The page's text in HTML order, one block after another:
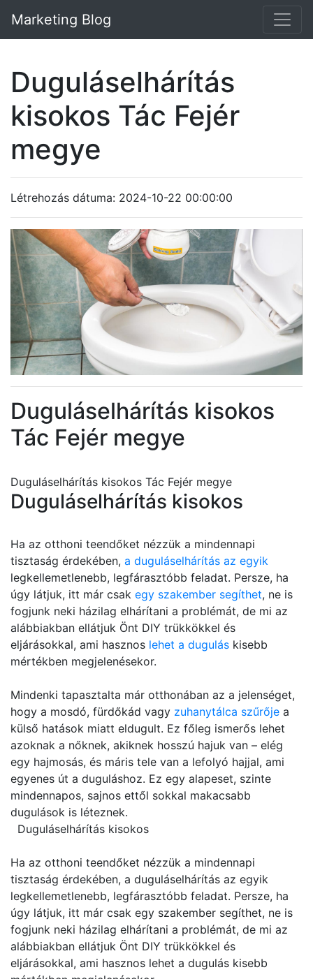
Marketing Blog
Duguláselhárítás
kisokos Tác Fejér
megye
Létrehozás dátuma: 2024-10-22 00:00:00
Duguláselhárítás kisokos
Tác Fejér megye
Duguláselhárítás kisokos Tác Fejér megye
Duguláselhárítás kisokos
Ha az otthoni teendőket nézzük a mindennapi
tisztaság érdekében, a duguláselhárítás az egyik
legkellemetlenebb, legfárasztóbb feladat. Persze, ha
úgy látjuk, itt már csak egy szakember segíthet, ne is
fogjunk neki házilag elhárítani a problémát, de mi az
alábbiakban ellátjuk Önt DIY trükkökkel és
eljárásokkal, ami hasznos lehet a dugulás kisebb
mértékben megjelenésekor.
Mindenki tapasztalta már otthonában az a jelenséget,
hogy a mosdó, fürdőkád vagy zuhanytálca szűrője a
külső hatások miatt eldugult. Ez főleg ismerős lehet
azoknak a nőknek, akiknek hosszú hajuk van – elég
egy hajmosás, és máris tele van a lefolyó hajjal, ami
egyenes út a duguláshoz. Ez egy alapeset, szinte
mindennapos, sajnos ettől sokkal makacsabb
dugulások is léteznek.
Duguláselhárítás kisokos
Ha az otthoni teendőket nézzük a mindennapi
tisztaság érdekében, a duguláselhárítás az egyik
legkellemetlenebb, legfárasztóbb feladat. Persze, ha
úgy látjuk, itt már csak egy szakember segíthet, ne is
fogjunk neki házilag elhárítani a problémát, de mi az
alábbiakban ellátjuk Önt DIY trükkökkel és
eljárásokkal, ami hasznos lehet a dugulás kisebb